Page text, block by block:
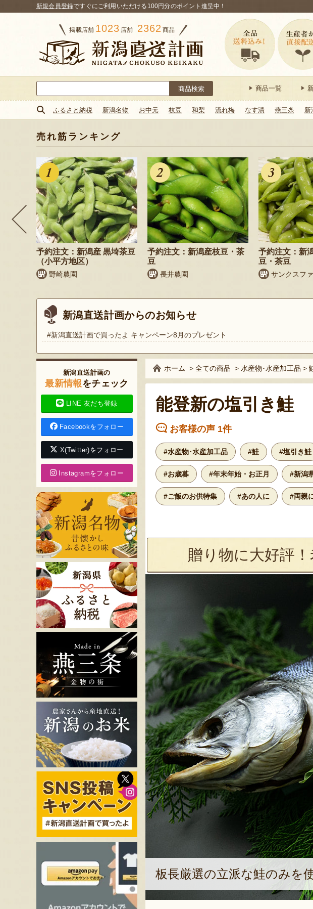
新規会員登録ですぐにご利用いただける100円分のポイント進呈中！
掲載店舗 1023 店舗 2362 商品
索:
商品一覧
ふるさと納税 新潟名物 お中元 枝豆 和梨 流れ梅 なす漬 燕三条 新
売れ筋ランキング
予約注文：新潟産 黒埼茶豆
（小平方地区）
野崎農園
予約注文：新潟産枝豆・茶
豆
長井農園
予約注文：新
豆・茶豆
サンクスフ
新潟直送計画からのお知らせ
#新潟直送計画で買ったよ キャンペーン8月のプレゼント
ホーム > 全ての商品 > 水産物･水産加工品 >
能登新の塩引き鮭
お客様の声 1件
#水産物･水産加工品 #鮭 #塩引き鮭
#お歳暮 #年末年始・お正月 #新潟
#ご飯のお供特集 #あの人に #両親
贈り物に大好評
板長厳選の立派な鮭のみを
新潟直送計画の
最新情報をチェック
LINE 友だち登録
Facebookをフォロー
X(Twitter)をフォロー
Instagramをフォロー